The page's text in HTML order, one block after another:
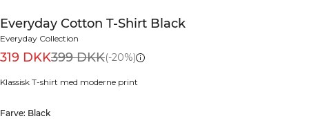
Everyday Cotton T-Shirt Black
Everyday Collection
319 DKK399 DKK(-20%)
Klassisk T-shirt med moderne print
Farve: Black